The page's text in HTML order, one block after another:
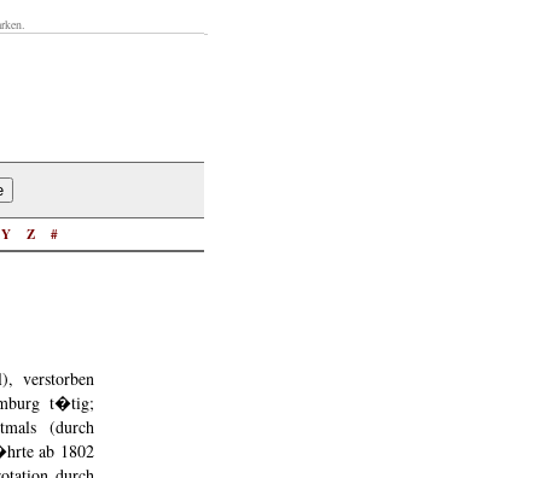
Y Z #
verstorben
t�tig;
(durch
ab 1802